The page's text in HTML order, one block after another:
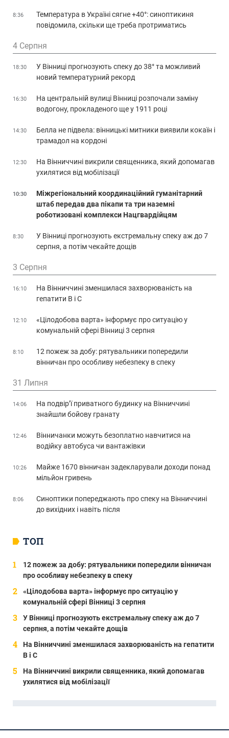
ТОП
12 пожеж за добу: рятувальники попередили вінничан
про особливу небезпеку в спеку
«Цілодобова варта» інформує про ситуацію у
комунальній сфері Вінниці 3 серпня
У Вінниці прогнозують екстремальну спеку аж до 7
серпня, а потім чекайте дощів
На Вінниччині зменшилася захворюваність на гепатити
В і С
На Вінниччині викрили священника, який допомагав
ухилятися від мобілізації
8:36
Температура в Україні сягне +40°: синоптикиня
повідомила, скільки ще треба протриматись
4 Серпня
18:30
У Вінниці прогнозують спеку до 38° та можливий
новий температурний рекорд
16:30
На центральній вулиці Вінниці розпочали заміну
водогону, прокладеного ще у 1911 році
14:30
Белла не підвела: вінницькі митники виявили кокаїн і
трамадол на кордоні
12:30
На Вінниччині викрили священника, який допомагав
ухилятися від мобілізації
10:30
Міжрегіональний координаційний гуманітарний
штаб передав два пікапи та три наземні
роботизовані комплекси Нацгвардійцям
8:30
У Вінниці прогнозують екстремальну спеку аж до 7
серпня, а потім чекайте дощів
3 Серпня
16:10
На Вінниччині зменшилася захворюваність на
гепатити В і С
12:10
«Цілодобова варта» інформує про ситуацію у
комунальній сфері Вінниці 3 серпня
8:10
12 пожеж за добу: рятувальники попередили
вінничан про особливу небезпеку в спеку
31 Липня
14:06
На подвір’ї приватного будинку на Вінниччині
знайшли бойову гранату
12:46
Вінничанки можуть безоплатно навчитися на
водійку автобуса чи вантажівки
10:26
Майже 1670 вінничан задекларували доходи понад
мільйон гривень
8:06
Синоптики попереджають про спеку на Вінниччині
до вихідних і навіть після